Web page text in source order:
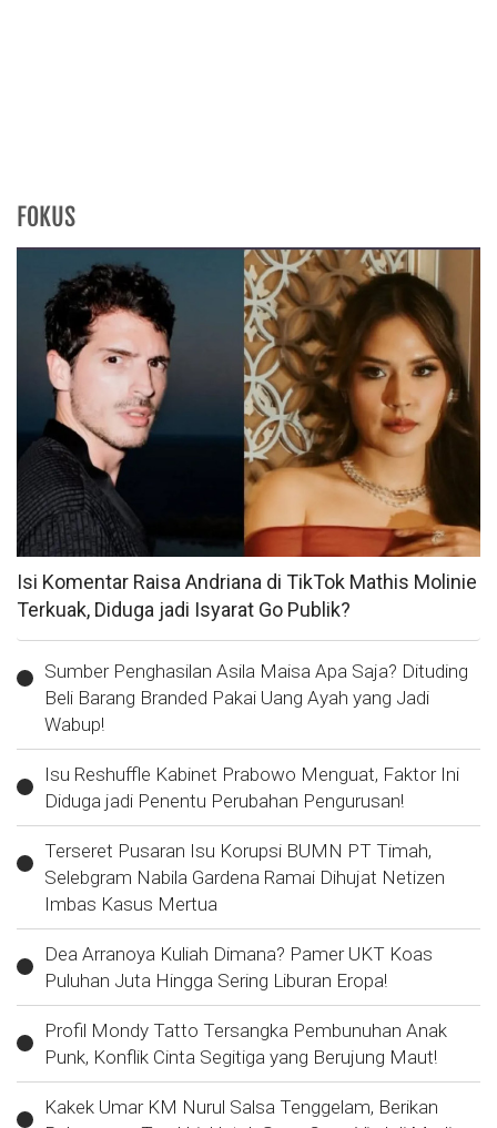
FOKUS
Isi Komentar Raisa Andriana di TikTok Mathis Molinie
Terkuak, Diduga jadi Isyarat Go Publik?
Sumber Penghasilan Asila Maisa Apa Saja? Dituding
Beli Barang Branded Pakai Uang Ayah yang Jadi
Wabup!
Isu Reshuffle Kabinet Prabowo Menguat, Faktor Ini
Diduga jadi Penentu Perubahan Pengurusan!
Terseret Pusaran Isu Korupsi BUMN PT Timah,
Selebgram Nabila Gardena Ramai Dihujat Netizen
Imbas Kasus Mertua
Dea Arranoya Kuliah Dimana? Pamer UKT Koas
Puluhan Juta Hingga Sering Liburan Eropa!
Profil Mondy Tatto Tersangka Pembunuhan Anak
Punk, Konflik Cinta Segitiga yang Berujung Maut!
Kakek Umar KM Nurul Salsa Tenggelam, Berikan